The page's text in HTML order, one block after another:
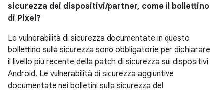
sicurezza dei dispositivi/partner, come il bollettino
di Pixel?
Le vulnerabilità di sicurezza documentate in questo
bollettino sulla sicurezza sono obbligatorie per dichiarare
il livello più recente della patch di sicurezza sui dispositivi
Android. Le vulnerabilità di sicurezza aggiuntive
documentate nei bolletini sulla sicurezza del